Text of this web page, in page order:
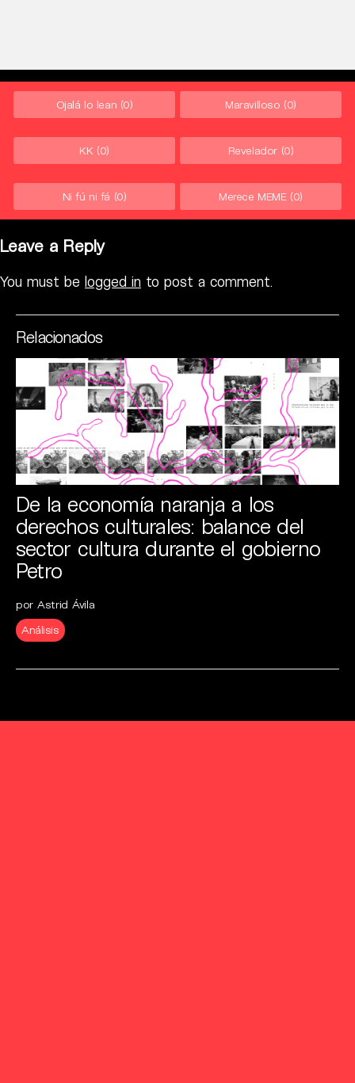
Ojalá lo lean (0) Maravilloso (0)
KK (0) Revelador (0)
Ni fú ni fá (0) Merece MEME (0)
Leave a Reply
You must be logged in to post a comment.
Relacionados
De la economía naranja a los
derechos culturales: balance del
sector cultura durante el gobierno
Petro
por Astrid Ávila
Análisis